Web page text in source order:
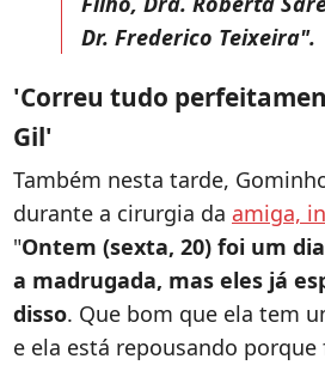
Dr. Frederico Teixeira".
'Correu tudo
Gil'
Também nesta tarde,
durante a cirurgia da amiga,
"Ontem (sexta, 20) foi um
a madrugada, mas eles já
disso. Que bom que ela tem
e ela está repousando